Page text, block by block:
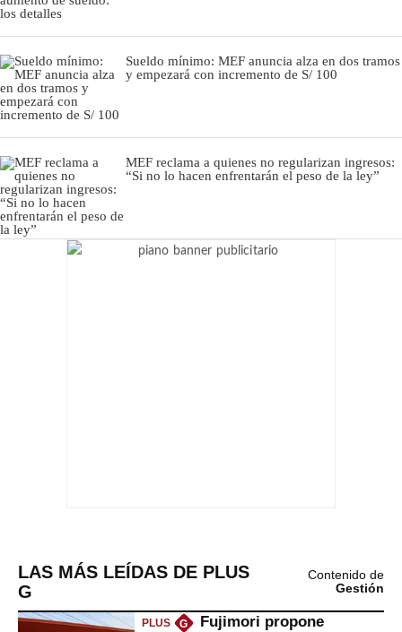
Sueldo mínimo: MEF anuncia alza en dos tramos
y empezará con incremento de S/ 100
MEF reclama a quienes no regularizan ingresos:
“Si no lo hacen enfrentarán el peso de la ley”
LAS MÁS LEÍDAS DE PLUS
G
Contenido de
Gestión
PLUS G
Fujimori propone